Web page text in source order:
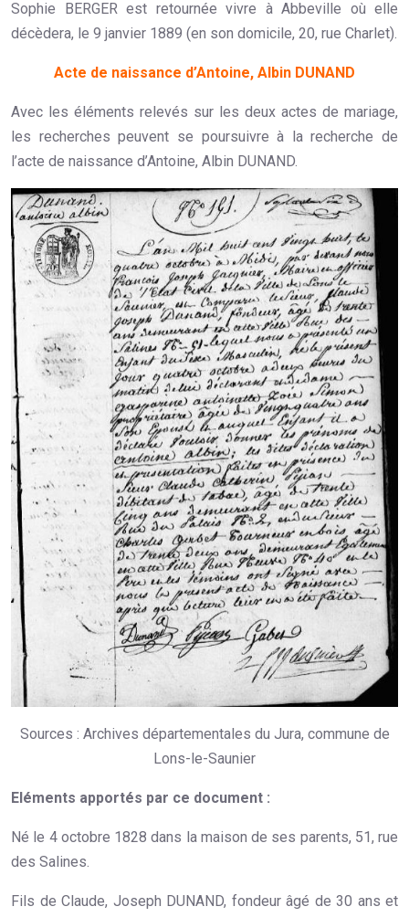
Sophie BERGER est retournée vivre à Abbeville où elle
décèdera, le 9 janvier 1889 (en son domicile, 20, rue Charlet).
Acte de naissance d’Antoine, Albin DUNAND
Avec les éléments relevés sur les deux actes de mariage,
les recherches peuvent se poursuivre à la recherche de
l’acte de naissance d’Antoine, Albin DUNAND.
Sources : Archives départementales du Jura, commune de
Lons-le-Saunier
Eléments apportés par ce document :
Né le 4 octobre 1828 dans la maison de ses parents, 51, rue
des Salines.
Fils de Claude, Joseph DUNAND, fondeur âgé de 30 ans et